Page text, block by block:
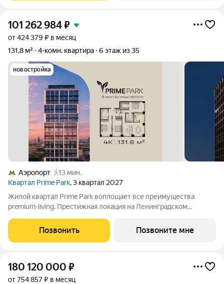
101 262 984₽
от 424 379 ₽ в месяц
131,8 м²
4-комн. квартира 6 этаж из 35
новостройка
Аэропорт
13 мин.
Квартал Prime Park, 3 квартал 2027
Жилой квартал Prime Park воплощает все преимущества
premium-living. Престижная локация на Ленинградском
и Белой площади, - 20 мин. до аэропорта «Шереметьево» или
«Москва-Сити», - 4 парка
Позвонить Позвоните мне
180 120 000 ₽
от 754 857 ₽ в месяц